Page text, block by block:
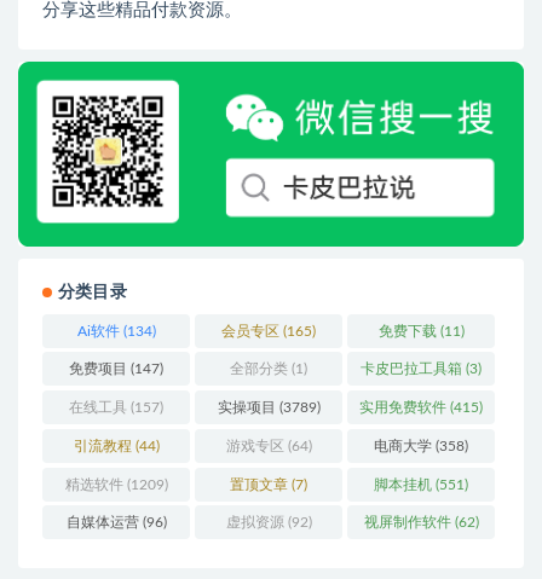
分享这些精品付款资源。
分类目录
Ai软件(134) 会员专区 (165) 免费下载 (11)
免费项目 (147) 全部分类 (1) 卡皮巴拉工具箱 (3)
在线工具 (157) 实操项目 (3789) 实用免费软件 (415)
引流教程 (44) 游戏专区 (64) 电商大学 (358)
精选软件(1209) 置顶文章 (7) 脚本挂机 (551)
自媒体运营(96) 虚拟资源(92) 视屏制作软件(62)